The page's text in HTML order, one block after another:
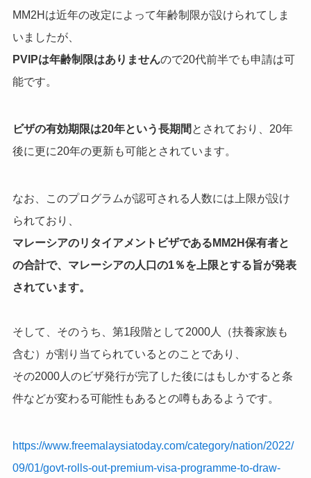
MM2Hは近年の改定によって年齢制限が設けられてしま
いましたが、
PVIPは年齢制限はありませんので20代前半でも申請は可
能です。
ビザの有効期限は20年という長期間 とされており、20年
後に更に20年の更新も可能とされています。
なお、このプログラムが認可される人数には上限が設け
られており、
マレーシアのリタイアメントビザであるMM2H保有者と
の合計で、マレーシアの人口の1％を上限とする旨が発表
されています。
そして、そのうち、第1段階として2000人（扶養家族も
含む）が割り当てられているとのことであり、
その2000人のビザ発行が完了した後にはもしかすると条
件などが変わる可能性もあるとの噂もあるようです。
https://www.freemalaysiatoday.com/category/nation/2022/
09/01/govt-rolls-out-premium-visa-programme-to-draw-